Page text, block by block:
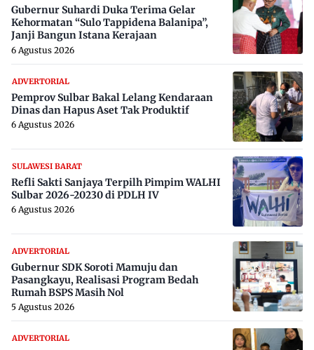
Gubernur Suhardi Duka Terima Gelar
Kehormatan “Sulo Tappidena Balanipa”,
Janji Bangun Istana Kerajaan
6 Agustus 2026
ADVERTORIAL
Pemprov Sulbar Bakal Lelang Kendaraan
Dinas dan Hapus Aset Tak Produktif
6 Agustus 2026
SULAWESI BARAT
Refli Sakti Sanjaya Terpilh Pimpim WALHI
Sulbar 2026-20230 di PDLH IV
6 Agustus 2026
ADVERTORIAL
Gubernur SDK Soroti Mamuju dan
Pasangkayu, Realisasi Program Bedah
Rumah BSPS Masih Nol
5 Agustus 2026
ADVERTORIAL